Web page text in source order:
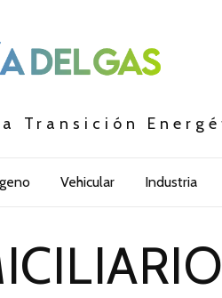
Transición
Vehicular Industria